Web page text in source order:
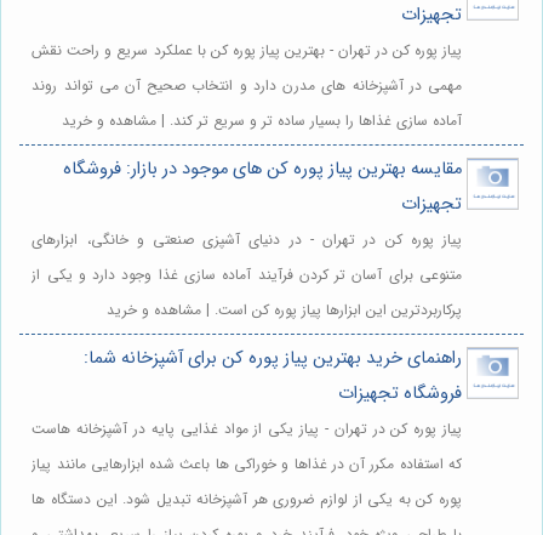
تجهیزات
پیاز پوره کن در تهران - بهترین پیاز پوره کن با عملکرد سریع و راحت نقش
مهمی در آشپزخانه های مدرن دارد و انتخاب صحیح آن می تواند روند
آماده سازی غذاها را بسیار ساده تر و سریع تر کند. | مشاهده و خرید
مقایسه بهترین پیاز پوره کن های موجود در بازار: فروشگاه
تجهیزات
پیاز پوره کن در تهران - در دنیای آشپزی صنعتی و خانگی، ابزارهای
متنوعی برای آسان تر کردن فرآیند آماده سازی غذا وجود دارد و یکی از
پرکاربردترین این ابزارها پیاز پوره کن است. | مشاهده و خرید
راهنمای خرید بهترین پیاز پوره کن برای آشپزخانه شما:
فروشگاه تجهیزات
پیاز پوره کن در تهران - پیاز یکی از مواد غذایی پایه در آشپزخانه هاست
که استفاده مکرر آن در غذاها و خوراکی ها باعث شده ابزارهایی مانند پیاز
پوره کن به یکی از لوازم ضروری هر آشپزخانه تبدیل شود. این دستگاه ها